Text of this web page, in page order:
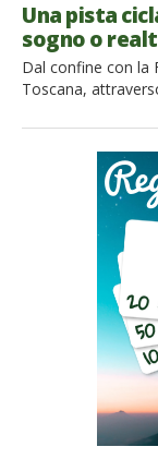
Una pista
sogno o
Dal confine con la
Toscana,
aprile è stato
regioni,
finanziamenti